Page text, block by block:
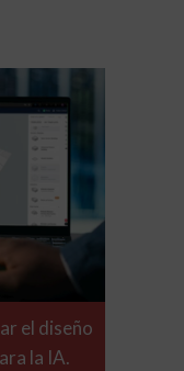
el diseño
la IA.